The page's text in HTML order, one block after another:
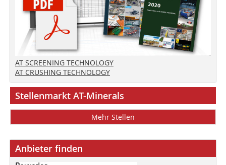
AT SCREENING TECHNOLOGY
AT CRUSHING TECHNOLOGY
Stellenmarkt AT-Minerals
Mehr Stellen
Anbieter finden